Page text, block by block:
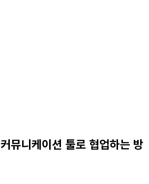
뮤니케이션 툴로 협업하는 방